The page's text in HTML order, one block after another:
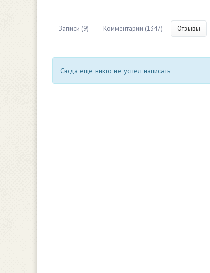
Записи (9) Комментарии (1347) Отзывы
Сюда еще никто не успел написать